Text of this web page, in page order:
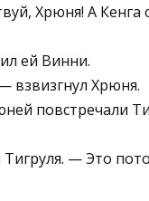
Хрюня! А Кенга
ей Винни.
взвизгнул Хрюня.
повстречали
— Это